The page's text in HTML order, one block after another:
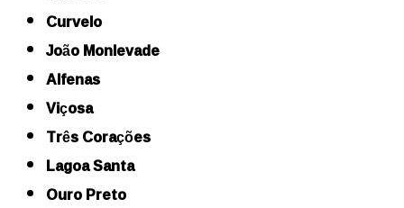
Curvelo
João Monlevade
Alfenas
Viçosa
Três Corações
Lagoa Santa
Ouro Preto